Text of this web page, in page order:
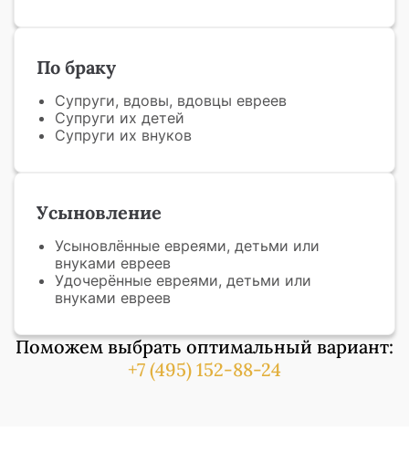
По браку
Супруги, вдовы, вдовцы евреев
Супруги их детей
Супруги их внуков
Усыновление
Усыновлённые евреями, детьми или
внуками евреев
Удочерённые евреями, детьми или
внуками евреев
Поможем выбрать оптимальный вариант:
+7 (495) 152-88-24